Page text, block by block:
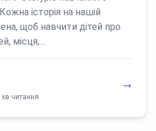
історія на нашій
щоб навчити дітей про
місця,…
хв читання